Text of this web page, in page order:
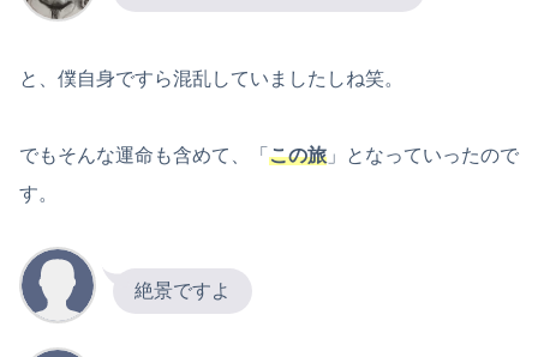
と、僕自身ですら混乱していましたしね笑。
でもそんな運命も含めて、「 この旅 」となっていったので
す。
絶景ですよ